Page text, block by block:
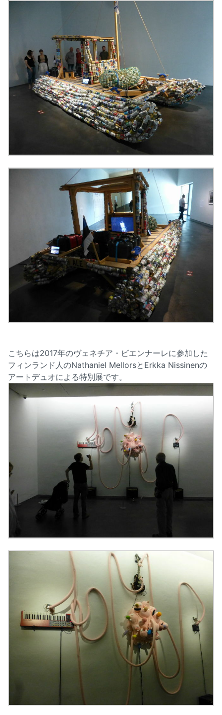
こちらは2017年のヴェネチア・ビエンナーレに参加した
フィンランド人のNathaniel MellorsとErkka Nissinenの
アートデュオによる特別展です。